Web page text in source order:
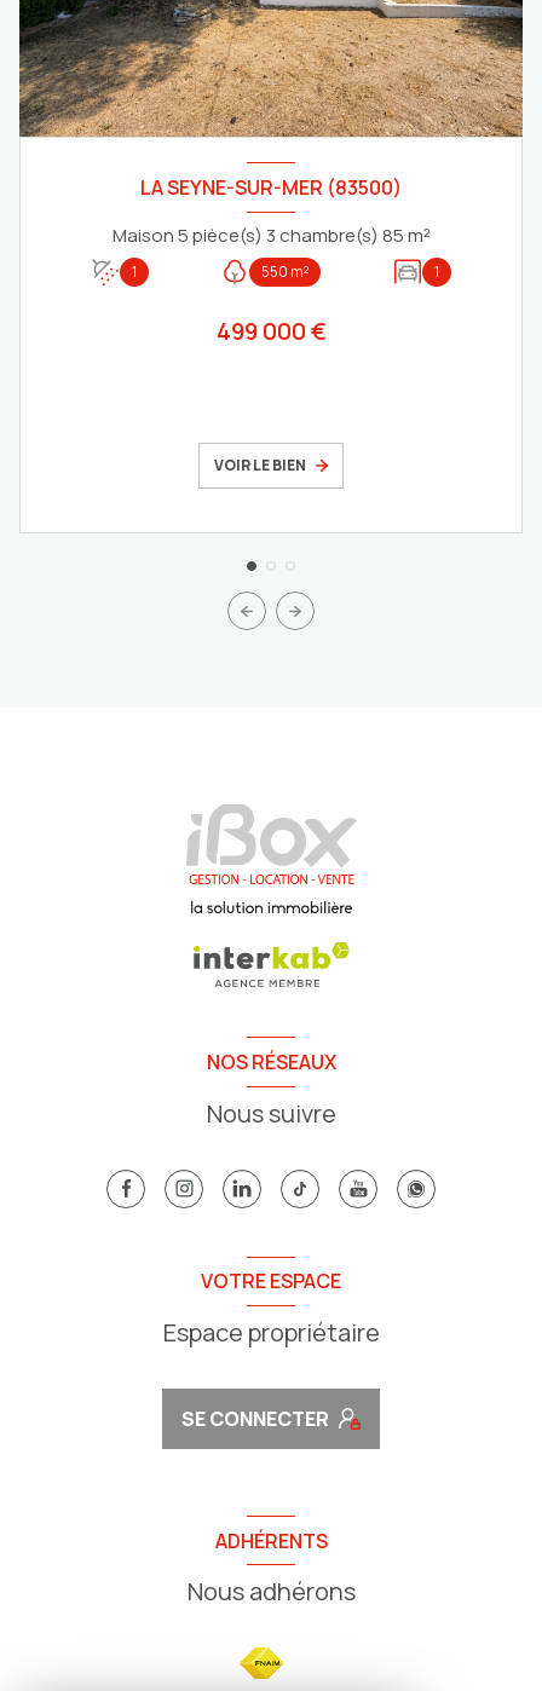
LA SEYNE-SUR-MER (83500)
Maison 5 pièce(s) 3 chambre(s) 85 m²
1 550 m² 1
499 000 €
VOIR LE BIEN
NOS RÉSEAUX
Nous suivre
VOTRE ESPACE
Espace propriétaire
SE CONNECTER
ADHÉRENTS
Nous adhérons